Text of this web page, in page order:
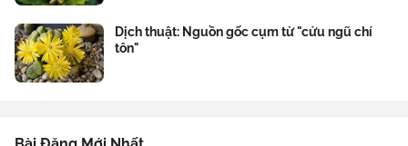
Dịch thuật: Nguồn gốc cụm từ "cửu ngũ chí
tôn"